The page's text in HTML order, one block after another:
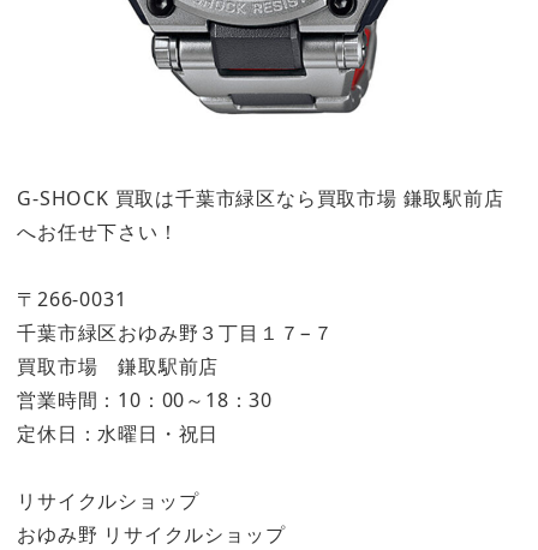
G-SHOCK 買取は千葉市緑区なら買取市場 鎌取駅前店
へお任せ下さい！
〒266-0031
千葉市緑区おゆみ野３丁目１７−７
買取市場 鎌取駅前店
営業時間：10：00～18：30
定休日：水曜日・祝日
リサイクルショップ
おゆみ野 リサイクルショップ